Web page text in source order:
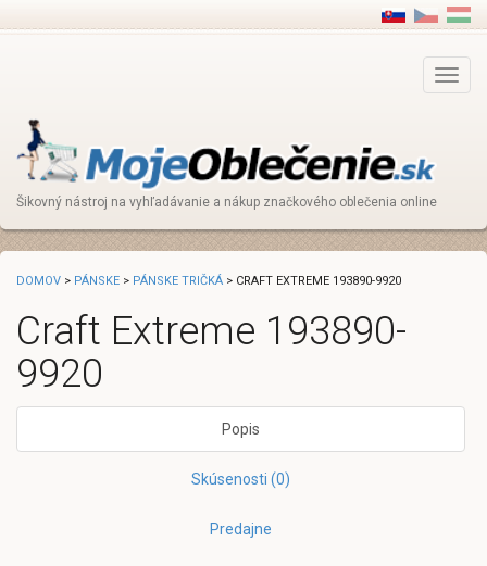
Main
Menu
Šikovný nástroj na vyhľadávanie a nákup značkového oblečenia online
DOMOV > PÁNSKE > PÁNSKE TRIČKÁ > CRAFT EXTREME 193890-9920
Craft Extreme 193890-
9920
Popis
Skúsenosti (0)
Predajne